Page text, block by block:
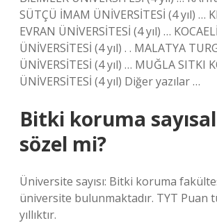
SÜTÇÜ İMAM ÜNİVERSİTESİ (4 yıl) …
EVRAN ÜNİVERSİTESİ (4 yıl) … KOCAELİ
ÜNİVERSİTESİ (4 yıl) . . MALATYA
ÜNİVERSİTESİ (4 yıl) … MUĞLA SITKI
ÜNİVERSİTESİ (4 yıl) Diğer yazılar …
Bitki koruma sayısal
sözel mi?
Üniversite sayısı: Bitki koruma
üniversite bulunmaktadır. TYT Puan
yıllıktır.